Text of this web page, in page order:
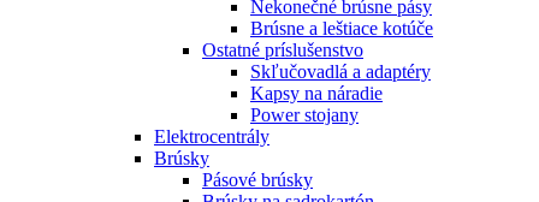
Nekonečné brúsne pásy
Brúsne a leštiace kotúče
Ostatné príslušenstvo
Skľučovadlá a adaptéry
Kapsy na náradie
Power stojany
Elektrocentrály
Brúsky
Pásové brúsky